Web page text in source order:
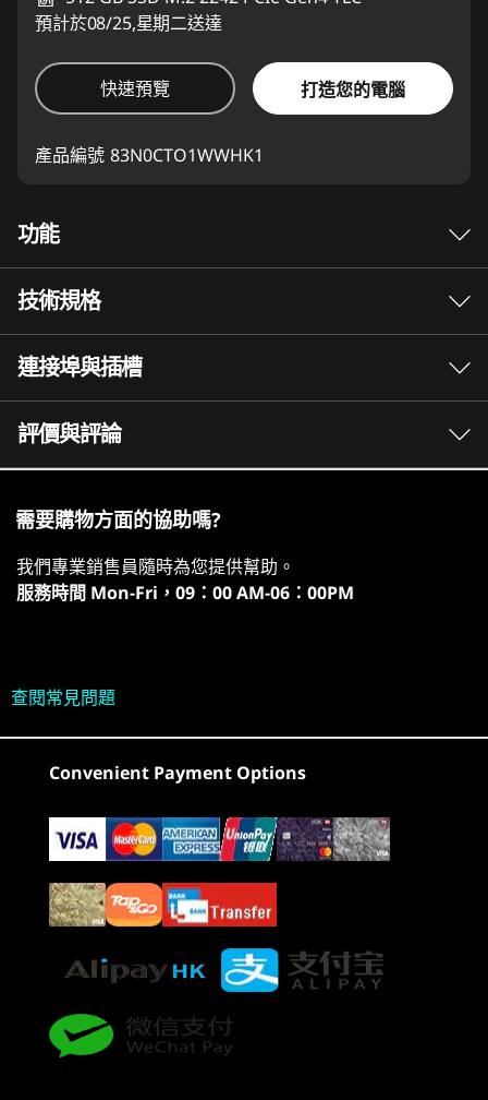
預計於08/25,星期二送達
快速預覽 打造您的電腦
產品編號 83N0CTO1WWHK1
功能
為精英級手持式電腦電競
提供極致效能
Legion Go Gen 2 配備 AMD Ryzen™ Z2 Extreme
處理器、AMD Zen 5 CPU（最高 8 核心/16 執行
卡，讓你可以享受 1200p 遊戲。 AMD HYPER-RX
式裝置上享受加強的 FPS 和視覺效果。
可拆卸的 LEGION TRUESTRIKE 控制器
解鎖無限種玩法
技術規格
效能
處理器
作業系統
Windows 11 家用版
記憶體
儲存空間
4-cell
74WH
2 X 2W 一體化喇叭系統，配備 Nahimic Audio
規格可能因地區/型號而異。
連接埠與插槽
2.0、+ 電源傳輸 3.0）
降低音量
右觸發器
評價與評論
需要購物方面的協助嗎?
我們專業銷售員隨時為您提供幫助。
服務時間 Mon-Fri，09：00 AM-06：00PM
查閱常見問題
Convenient Payment Options